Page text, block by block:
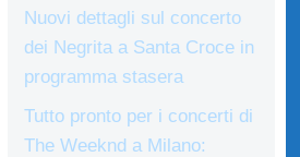
Nuovi dettagli sul concerto
dei Negrita a Santa Croce in
programma stasera
Tutto pronto per i concerti di
The Weeknd a Milano: